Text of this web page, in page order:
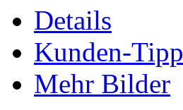
Details
Kunden-Tipp
Mehr Bilder